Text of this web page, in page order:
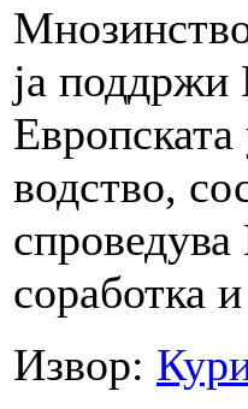
ја поддржи
водство,
соработка
Извор: